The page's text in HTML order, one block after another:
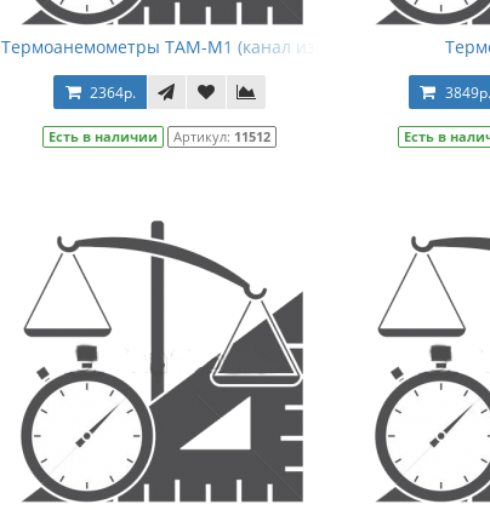
Термоанемометры ТАМ-М1 (канал измерения скорости
2364р.
Есть в наличии Артикул: 11512
3849р.
Есть в